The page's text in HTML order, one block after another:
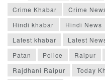
Crime Khabar
Crime
Hindi khabar
Hindi News
Latest khabar
Latest
Patan
Police Raipur
Rajdhani Raipur
Today